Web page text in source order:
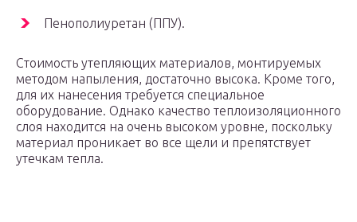
Пенополиуретан (ППУ).
Стоимость утепляющих материалов, монтируемых
методом напыления, достаточно высока. Кроме того,
для их нанесения требуется специальное
оборудование. Однако качество теплоизоляционного
слоя находится на очень высоком уровне, поскольку
материал проникает во все щели и препятствует
утечкам тепла.